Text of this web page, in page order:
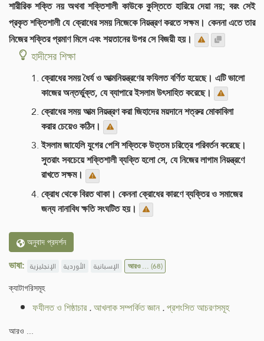
শারীরিক শক্তি নয় অথবা শক্তিশালী কাউকে কুস্তিতে হারিয়ে দেয়া নয়; বরং সেই
প্রকৃত শক্তিশালী যে ক্রোধের সময় নিজেকে নিয়ন্ত্রণ করতে সক্ষম। কেননা এতে তার
নিজের শক্তির প্রমাণ মিলে এবং শয়তানের উপর সে বিজয়ী হয়।
হাদীসের শিক্ষা
ক্রোধের সময় ধৈর্য ও আত্মনিয়ন্ত্রণের ফযিলত বর্ণিত হয়েছে। এটি ভালো
কাজের অন্তর্ভুক্ত, যে ব্যাপারে ইসলাম উৎসাহিত করেছে।
ক্রোধের সময় আত্ম নিয়ন্ত্রণ করা জিহাদের ময়দানে শত্রুর মোকাবিলা
করার চেয়েও কঠিন।
ইসলাম জাহেলি যুগের পেশি শক্তিকে উত্তম চরিত্রে পরিবর্তন করেছে।
সুতরাং সবচেয়ে শক্তিশালী ব্যক্তি হলো সে, যে নিজের লাগাম নিয়ন্ত্রণে
রাখতে সক্ষম।
ক্রোধ থেকে বিরত থাকা। কেননা ক্রোধের কারণে ব্যক্তির ও সমাজের
জন্য নানাবিধ ক্ষতি সংঘটিত হয়।
অনুবাদ প্রদর্শন
ভাষা: الإنجليزية الأوردية الإسبانية আরও ...(68)
ক্যাটাগরিসমূহ
ফযীলত ও শিষ্ঠাচার.আখলাক সম্পর্কিত জ্ঞান.প্রশংসিত আচরণসমূহ
আরও ...